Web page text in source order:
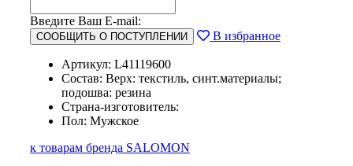
Введите Ваш E-mail:
СООБЩИТЬ О ПОСТУПЛЕНИИ В избранное
Артикул: L41119600
Состав: Верх: текстиль, синт.материалы;
подошва: резина
Страна-изготовитель:
Пол: Мужское
к товарам бренда SALOMON